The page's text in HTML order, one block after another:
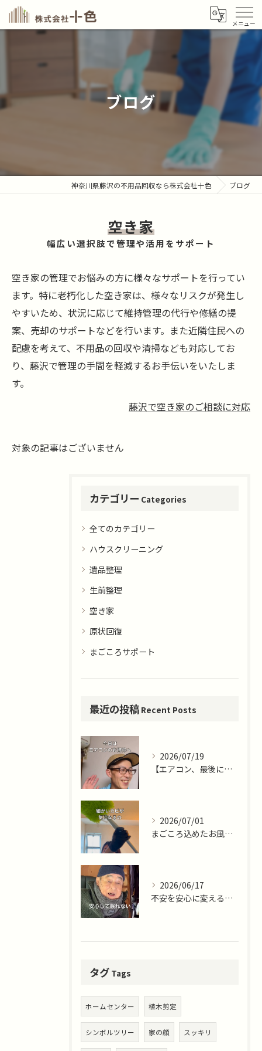
ブログ
神奈川県藤沢の不用品回収なら株式会社十色 ブログ
空き家
幅広い選択肢で管理や活用をサポート
空き家の管理でお悩みの方に様々なサポートを行ってい
ます。特に老朽化した空き家は、様々なリスクが発生し
やすいため、状況に応じて維持管理の代行や修繕の提
案、売却のサポートなどを行います。また近隣住民への
配慮を考えて、不用品の回収や清掃なども対応してお
り、藤沢で管理の手間を軽減するお手伝いをいたしま
す。
藤沢で空き家のご相談に対応
対象の記事はございません
カテゴリー Categories
全てのカテゴリー
ハウスクリーニング
遺品整理
生前整理
空き家
原状回復
まごころサポート
最近の投稿 Recent Posts
2026/07/19
【エアコン、最後に掃除したのはいつですか？🌿】
2026/07/01
まごころ込めたお風呂掃除ならまごころサポート藤沢十色店
2026/06/17
不安を安心に変える仕事。
タグ Tags
ホームセンター 植木剪定
シンボルツリー 家の顔 スッキリ